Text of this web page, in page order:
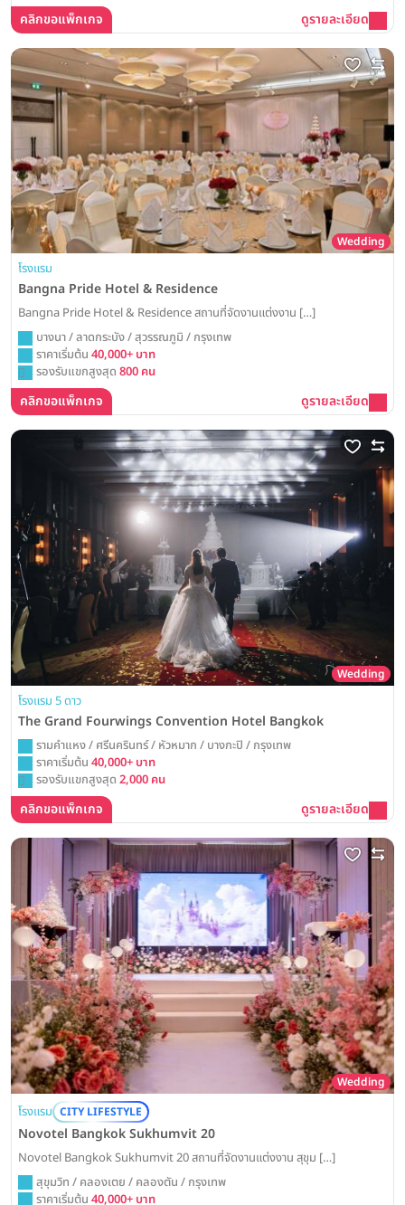
คลิกขอแพ็กเกจ ดูรายละเอียด
Wedding
โรงแรม
Bangna Pride Hotel & Residence
Bangna Pride Hotel & Residence สถานที่จัดงานแต่งงาน […]
บางนา / ลาดกระบัง / สุวรรณภูมิ / กรุงเทพ
ราคาเริ่มต้น 40,000+ บาท
รองรับแขกสูงสุด 800 คน
คลิกขอแพ็กเกจ ดูรายละเอียด
Wedding
โรงแรม 5 ดาว
The Grand Fourwings Convention Hotel Bangkok
รามคำแหง / ศรีนครินทร์ / หัวหมาก / บางกะปิ / กรุงเทพ
ราคาเริ่มต้น 40,000+ บาท
รองรับแขกสูงสุด 2,000 คน
คลิกขอแพ็กเกจ ดูรายละเอียด
Wedding
โรงแรม CITY LIFESTYLE
Novotel Bangkok Sukhumvit 20
Novotel Bangkok Sukhumvit 20 สถานที่จัดงานแต่งงาน สุขุม […]
สุขุมวิท / คลองเตย / คลองตัน / กรุงเทพ
ราคาเริ่มต้น 40,000+ บาท